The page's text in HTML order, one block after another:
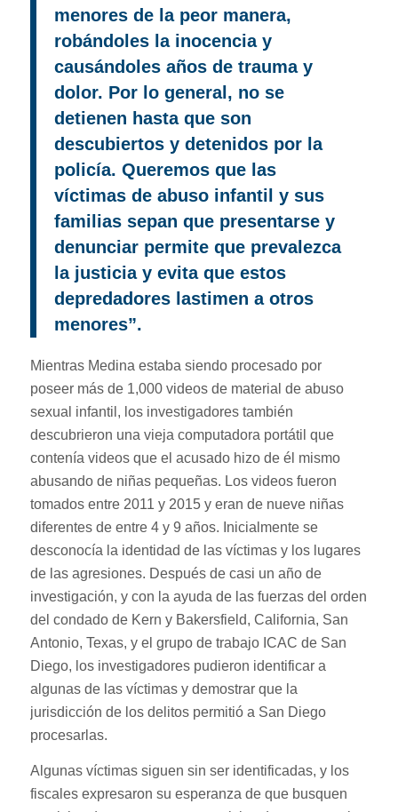
menores de la peor manera,
robándoles la inocencia y
causándoles años de trauma y
dolor. Por lo general, no se
detienen hasta que son
descubiertos y detenidos por la
policía. Queremos que las
víctimas de abuso infantil y sus
familias sepan que presentarse y
denunciar permite que prevalezca
la justicia y evita que estos
depredadores lastimen a otros
menores”.
Mientras Medina estaba siendo procesado por
poseer más de 1,000 videos de material de abuso
sexual infantil, los investigadores también
descubrieron una vieja computadora portátil que
contenía videos que el acusado hizo de él mismo
abusando de niñas pequeñas. Los videos fueron
tomados entre 2011 y 2015 y eran de nueve niñas
diferentes de entre 4 y 9 años. Inicialmente se
desconocía la identidad de las víctimas y los lugares
de las agresiones. Después de casi un año de
investigación, y con la ayuda de las fuerzas del orden
del condado de Kern y Bakersfield, California, San
Antonio, Texas, y el grupo de trabajo ICAC de San
Diego, los investigadores pudieron identificar a
algunas de las víctimas y demostrar que la
jurisdicción de los delitos permitió a San Diego
procesarlas.
Algunas víctimas siguen sin ser identificadas, y los
fiscales expresaron su esperanza de que busquen